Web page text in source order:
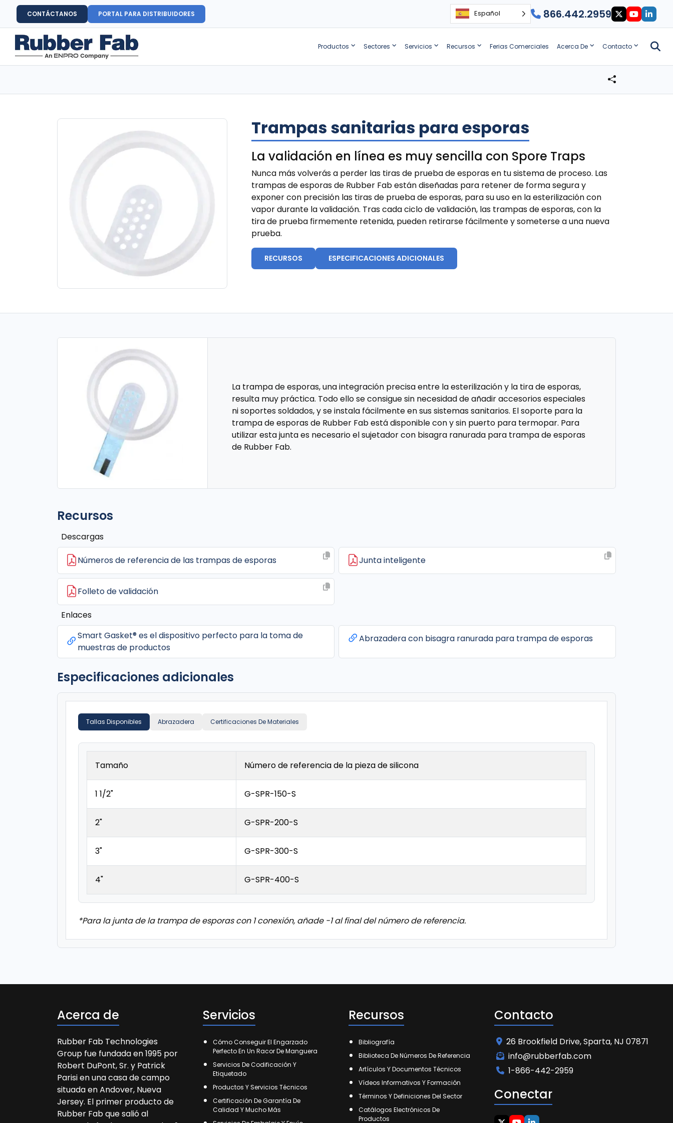
CONTÁCTANOS PORTAL PARA DISTRIBUIDORES Español 866.442.2959
Productos Sectores Servicios Recursos Ferias Comerciales Acerca De Contacto
Trampas sanitarias para esporas
La validación en línea es muy sencilla con Spore Traps
Nunca más volverás a perder las tiras de prueba de esporas en tu sistema de proceso. Las
trampas de esporas de Rubber Fab están diseñadas para retener de forma segura y
exponer con precisión las tiras de prueba de esporas, para su uso en la esterilización con
vapor durante la validación. Tras cada ciclo de validación, las trampas de esporas, con la
tira de prueba firmemente retenida, pueden retirarse fácilmente y someterse a una nueva
prueba.
RECURSOS ESPECIFICACIONES ADICIONALES
La trampa de esporas, una integración precisa entre la esterilización y la tira de esporas,
resulta muy práctica. Todo ello se consigue sin necesidad de añadir accesorios especiales
ni soportes soldados, y se instala fácilmente en sus sistemas sanitarios. El soporte para la
trampa de esporas de Rubber Fab está disponible con y sin puerto para termopar. Para
utilizar esta junta es necesario el sujetador con bisagra ranurada para trampa de esporas
de Rubber Fab.
Recursos
Descargas
Números de referencia de las trampas de esporas Junta inteligente
Folleto de validación
Enlaces
Smart Gasket® es el dispositivo perfecto para la toma de
muestras de productos
Abrazadera con bisagra ranurada para trampa de esporas
Especificaciones adicionales
Tallas Disponibles Abrazadera Certificaciones De Materiales
Tamaño Número de referencia de la pieza de silicona
1 1/2" G-SPR-150-S
2" G-SPR-200-S
3" G-SPR-300-S
4" G-SPR-400-S
*Para la junta de la trampa de esporas con 1 conexión, añade -1 al final del número de referencia.
Acerca de
Rubber Fab Technologies
Group fue fundada en 1995 por
Robert DuPont, Sr. y Patrick
Parisi en una casa de campo
situada en Andover, Nueva
Jersey. El primer producto de
Rubber Fab que salió al
Servicios
Cómo Conseguir El Engarzado
Perfecto En Un Racor De Manguera
Servicios De Codificación Y
Etiquetado
Productos Y Servicios Técnicos
Certificación De Garantía De
Calidad Y Mucho Más
Recursos
Bibliografía
Biblioteca De Números De Referencia
Artículos Y Documentos Técnicos
Vídeos Informativos Y Formación
Términos Y Definiciones Del Sector
Catálogos Electrónicos De
Productos
Contacto
26 Brookfield Drive, Sparta, NJ 07871
info@rubberfab.com
1-866-442-2959
Conectar